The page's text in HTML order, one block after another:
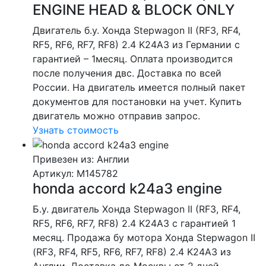
ENGINE HEAD & BLOCK ONLY
Двигатель б.у. Хонда Stepwagon II (RF3, RF4,
RF5, RF6, RF7, RF8) 2.4 K24A3 из Германии с
гарантией – 1месяц. Оплата производится
после получения двс. Доставка по всей
России. На двигатель имеется полный пакет
документов для постановки на учет. Купить
двигатель можно отправив запрос.
Узнать стоимость
Привезен из: Англии
Артикул: M145782
honda accord k24a3 engine
Б.у. двигатель Хонда Stepwagon II (RF3, RF4,
RF5, RF6, RF7, RF8) 2.4 K24A3 с гарантией 1
месяц. Продажа бу мотора Хонда Stepwagon II
(RF3, RF4, RF5, RF6, RF7, RF8) 2.4 K24A3 из